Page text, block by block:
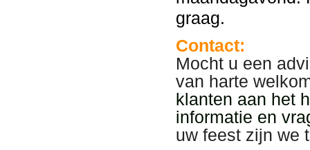
graag.
Contact:
Mocht u een
van harte
klanten aan het
informatie en
uw feest zijn we